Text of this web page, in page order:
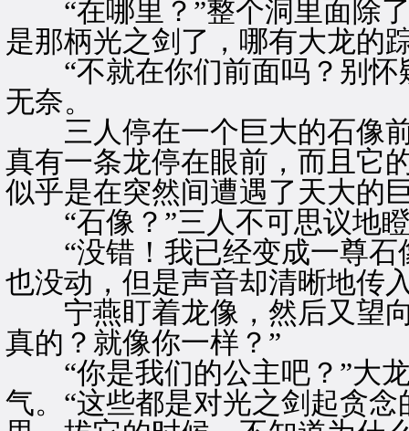
“在哪里？”整个洞里面除了
是那柄光之剑了，哪有大龙的
“不就在你们前面吗？别怀
无奈。
三人停在一个巨大的石像
真有一条龙停在眼前，而且它
似乎是在突然间遭遇了天大的
“石像？”三人不可思议地瞪
“没错！我已经变成一尊石
也没动，但是声音却清晰地传
宁燕盯着龙像，然后又望向
真的？就像你一样？”
“你是我们的公主吧？”大龙
气。“这些都是对光之剑起贪